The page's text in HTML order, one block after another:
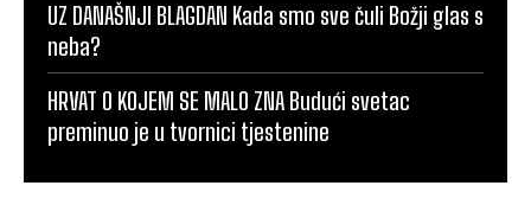
UZ DANAŠNJI BLAGDAN Kada smo sve čuli Božji glas s
neba?
HRVAT O KOJEM SE MALO ZNA Budući svetac
preminuo je u tvornici tjestenine